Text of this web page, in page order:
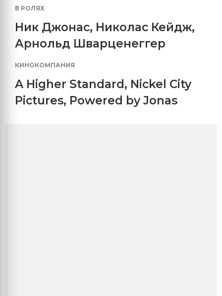
В РОЛЯХ
Ник Джонас, Николас Кейдж,
Арнольд Шварценеггер
КИНОКОМПАНИЯ
A Higher Standard, Nickel City
Pictures, Powered by Jonas